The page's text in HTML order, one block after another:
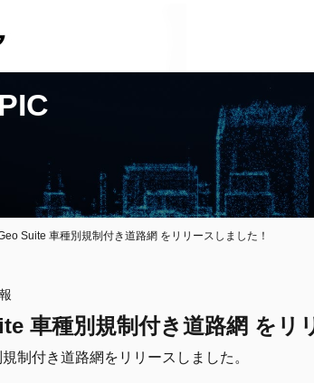
Suite 車種別規制付き道路網 をリリースしました！
車種別規制付き道路網 をリ
制付き道路網をリリースしました。